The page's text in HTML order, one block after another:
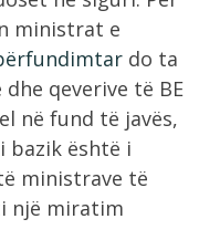
ministrat e
do ta
qeverive të BE
në fund të javës,
bazik është i
ministrave të
një miratim